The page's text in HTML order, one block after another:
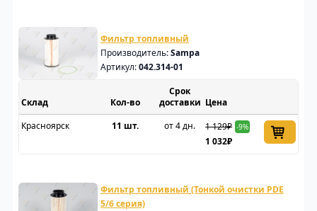
Фильтр топливный
Производитель:Sampa
Артикул:042.314-01
Склад
Срок
доставки Цена
Красноярск
11 шт. от 4 дн. 1 129₽ -9%
1 032₽
Фильтр топливный (Тонкой очистки PDE
5/6 серия)